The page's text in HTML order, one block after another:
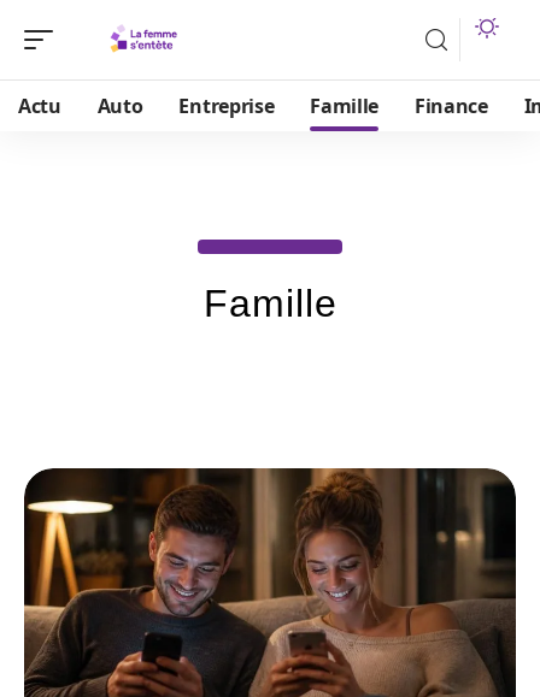
Actu Auto Entreprise Famille Finance
Famille